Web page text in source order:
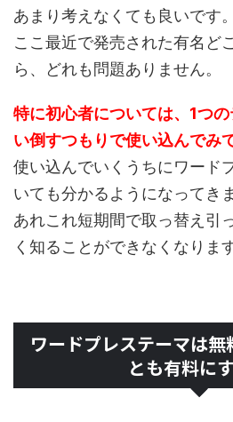
あまり考えなくても良いです。
ここ最近で発売された有名ど
ら、どれも問題ありません。
特に初心者については、1つ
い倒すつもりで使い込んでみ
使い込んでいくうちにワード
いても分かるようになってき
あれこれ短期間で取っ替え引
く知ることができなくなります
ワードプレステーマは
とも有料に